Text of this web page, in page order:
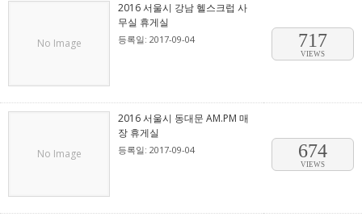
No Image
2016 서울시 강남 헬스크럽 사
무실 휴게실
등록일: 2017-09-04 717
VIEWS
No Image
2016 서울시 동대문 AM.PM 매
장 휴게실
등록일: 2017-09-04 674
VIEWS